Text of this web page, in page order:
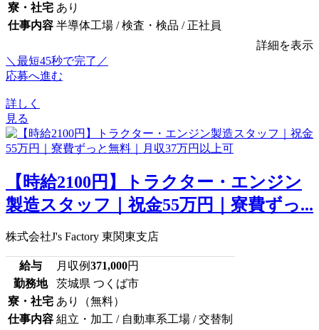
寮・社宅 あり
仕事内容 半導体工場 / 検査・検品 / 正社員
詳細を表示
＼最短45秒で完了／
応募へ進む
詳しく
見る
【時給2100円】トラクター・エンジン
製造スタッフ｜祝金55万円｜寮費ずっ...
株式会社J's Factory 東関東支店
給与 月収例371,000円
勤務地
茨城県 つくば市
寮・社宅 あり（無料）
仕事内容 組立・加工 / 自動車系工場 / 交替制